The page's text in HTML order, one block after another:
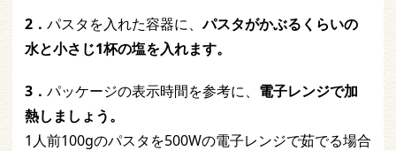
2． パスタを入れた容器に、パスタがかぶるくらいの
水と小さじ1杯の塩を入れます。
3． パッケージの表示時間を参考に、 電子レンジで加
熱しましょう。
1人前100gのパスタを500Wの電子レンジで茹でる場合